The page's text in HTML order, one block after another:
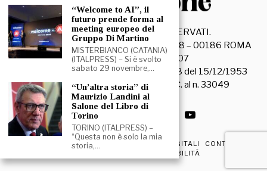
© 2026- TUTTI I DIRITTI RISERVATI.
La Discussione S.r.l. – Piazza Capranica, 78 – 00186 ROMA
C.F. e P. IVA 15045971007
Registrazione Tribunale di Roma n. 3628 del 15/12/1953
La società editrice è iscritta al R.O.C. al n. 33049
PRIVACY & COOKIE POLICY EDIZIONI DIGITALI
CONTATTI
DICHIARAZIONE DI ACCESSIBILITÀ
“Welcome to AI”, il
futuro prende forma al
meeting europeo del
Gruppo Di Martino
MISTERBIANCO (CATANIA)
(ITALPRESS) – Si è svolto
sabato 29 novembre,…
“Un’altra storia” di
Maurizio Landini al
Salone del Libro di
Torino
TORINO (ITALPRESS) –
“Questa non è solo la mia
storia,…